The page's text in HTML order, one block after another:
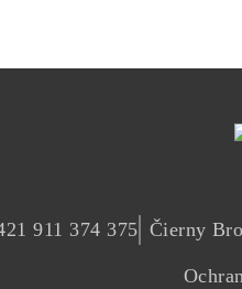
911 374 375 Čierny